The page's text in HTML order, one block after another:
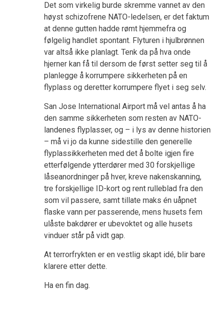
Det som virkelig burde skremme vannet av den
høyst schizofrene NATO-ledelsen, er det faktum
at denne gutten hadde rømt hjemmefra og
følgelig handlet spontant. Flyturen i hjulbrønnen
var altså ikke planlagt. Tenk da på hva onde
hjerner kan få til dersom de først setter seg til å
planlegge å korrumpere sikkerheten på en
flyplass og deretter korrumpere flyet i seg selv.
San Jose International Airport må vel antas å ha
den samme sikkerheten som resten av NATO-
landenes flyplasser, og – i lys av denne historien
– må vi jo da kunne sidestille den generelle
flyplassikkerheten med det å bolte igjen fire
etterfølgende ytterdører med 30 forskjellige
låseanordninger på hver, kreve nakenskanning,
tre forskjellige ID-kort og rent rulleblad fra den
som vil passere, samt tillate maks én uåpnet
flaske vann per passerende, mens husets fem
ulåste bakdører er ubevoktet og alle husets
vinduer står på vidt gap.
At terrorfrykten er en vestlig skapt idé, blir bare
klarere etter dette.
Ha en fin dag.